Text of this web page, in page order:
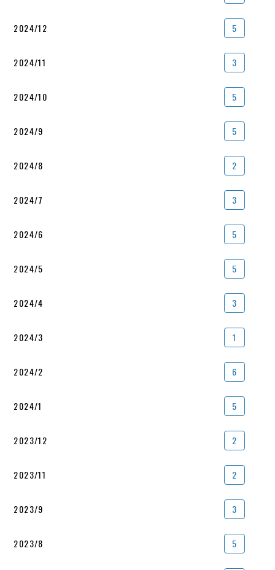
2024/12 5
2024/11 3
2024/10 5
2024/9 5
2024/8 2
2024/7 3
2024/6 5
2024/5 5
2024/4 3
2024/3 1
2024/2 6
2024/1 5
2023/12 2
2023/11 2
2023/9 3
2023/8 5